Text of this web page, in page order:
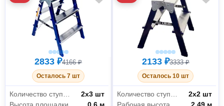
2833 ₽4166 ₽
Осталось 7 шт
2х3 шт
Высота площадки
0.6 м
2133 ₽3333 ₽
Осталось 10 шт
2х2 шт
Рабочая высота
2.49 м